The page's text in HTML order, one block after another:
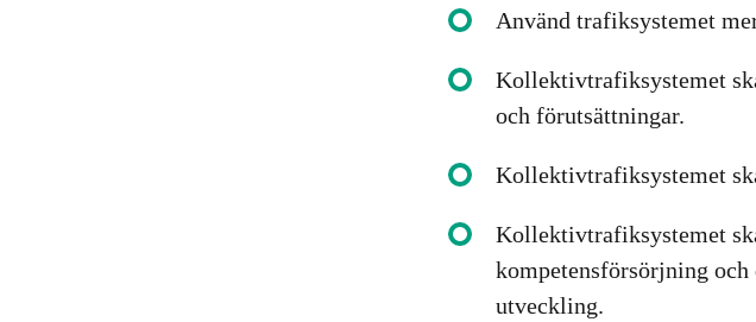
Använd trafiksystemet
Kollektivtrafiksystemet
och förutsättningar.
Kollektivtrafiksystemet
Kollektivtrafiksystemet
kompetensförsörjning
utveckling.